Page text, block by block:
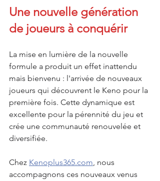
Une nouvelle génération
de joueurs à conquérir
La mise en lumière de la nouvelle
formule a produit un effet inattendu
mais bienvenu : l'arrivée de nouveaux
joueurs qui découvrent le Keno pour la
première fois. Cette dynamique est
excellente pour la pérennité du jeu et
crée une communauté renouvelée et
diversifiée.
Chez Kenoplus365.com, nous
accompagnons ces nouveaux venus